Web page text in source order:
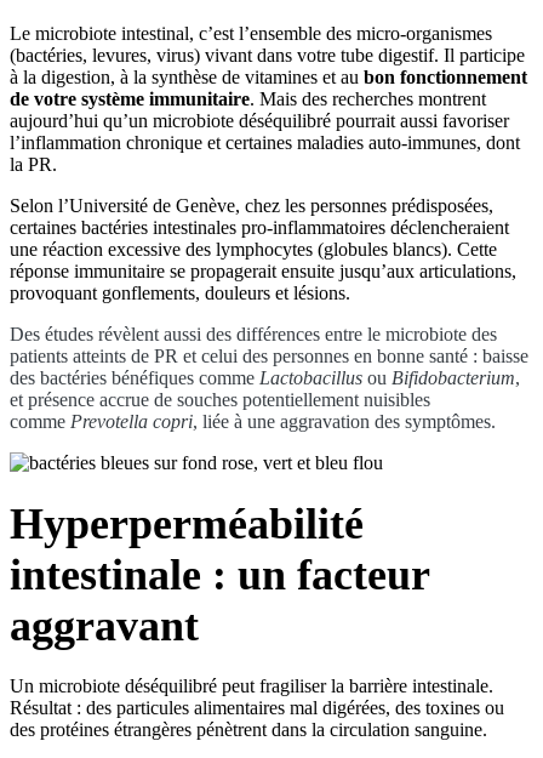
Le microbiote intestinal, c’est l’ensemble des micro-organismes
(bactéries, levures, virus) vivant dans votre tube digestif. Il participe
à la digestion, à la synthèse de vitamines et au bon fonctionnement
de votre système immunitaire. Mais des recherches montrent
aujourd’hui qu’un microbiote déséquilibré pourrait aussi favoriser
l’inflammation chronique et certaines maladies auto-immunes, dont
la PR.
Selon l’Université de Genève, chez les personnes prédisposées,
certaines bactéries intestinales pro-inflammatoires déclencheraient
une réaction excessive des lymphocytes (globules blancs). Cette
réponse immunitaire se propagerait ensuite jusqu’aux articulations,
provoquant gonflements, douleurs et lésions.
Des études révèlent aussi des différences entre le microbiote des
patients atteints de PR et celui des personnes en bonne santé : baisse
des bactéries bénéfiques comme Lactobacillus ou Bifidobacterium,
et présence accrue de souches potentiellement nuisibles
comme Prevotella copri, liée à une aggravation des symptômes.
Hyperperméabilité
intestinale : un facteur
aggravant
Un microbiote déséquilibré peut fragiliser la barrière intestinale.
Résultat : des particules alimentaires mal digérées, des toxines ou
des protéines étrangères pénètrent dans la circulation sanguine.